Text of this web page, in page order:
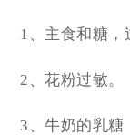
1、主食和糖，
2、花粉过敏。
3、牛奶的乳糖